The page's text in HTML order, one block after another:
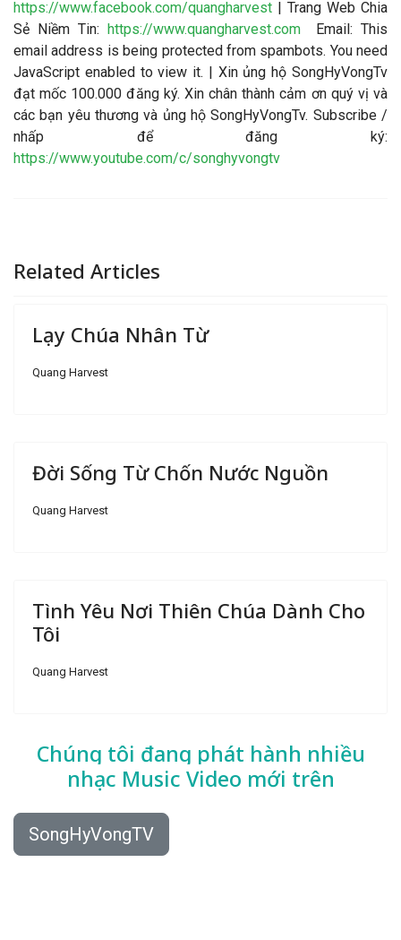
https://www.facebook.com/quangharvest | Trang Web Chia
Sẻ Niềm Tin: https://www.quangharvest.comEmail: This
email address is being protected from spambots. You need
JavaScript enabled to view it. | Xin ủng hộ SongHyVongTv
đạt mốc 100.000 đăng ký. Xin chân thành cảm ơn quý vị và
các bạn yêu thương và ủng hộ SongHyVongTv. Subscribe /
nhấp để đăng ký:
https://www.youtube.com/c/songhyvongtv
Related Articles
Lạy Chúa Nhân Từ
Quang Harvest
Đời Sống Từ Chốn Nước Nguồn
Quang Harvest
Tình Yêu Nơi Thiên Chúa Dành Cho
Tôi
Quang Harvest
Chúng tôi đang phát hành nhiều
nhạc Music Video mới trên
SongHyVongTV